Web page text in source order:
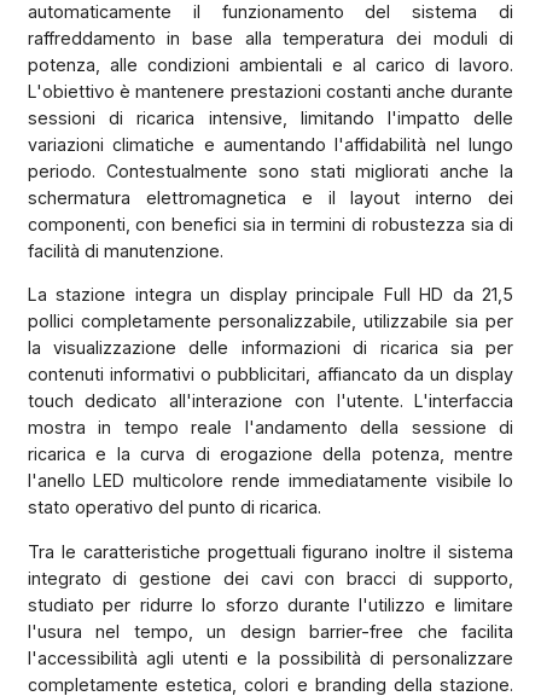
automaticamente il funzionamento del sistema di
raffreddamento in base alla temperatura dei moduli di
potenza, alle condizioni ambientali e al carico di lavoro.
L'obiettivo è mantenere prestazioni costanti anche durante
sessioni di ricarica intensive, limitando l'impatto delle
variazioni climatiche e aumentando l'affidabilità nel lungo
periodo. Contestualmente sono stati migliorati anche la
schermatura elettromagnetica e il layout interno dei
componenti, con benefici sia in termini di robustezza sia di
facilità di manutenzione.
La stazione integra un display principale Full HD da 21,5
pollici completamente personalizzabile, utilizzabile sia per
la visualizzazione delle informazioni di ricarica sia per
contenuti informativi o pubblicitari, affiancato da un display
touch dedicato all'interazione con l'utente. L'interfaccia
mostra in tempo reale l'andamento della sessione di
ricarica e la curva di erogazione della potenza, mentre
l'anello LED multicolore rende immediatamente visibile lo
stato operativo del punto di ricarica.
Tra le caratteristiche progettuali figurano inoltre il sistema
integrato di gestione dei cavi con bracci di supporto,
studiato per ridurre lo sforzo durante l'utilizzo e limitare
l'usura nel tempo, un design barrier-free che facilita
l'accessibilità agli utenti e la possibilità di personalizzare
completamente estetica, colori e branding della stazione.